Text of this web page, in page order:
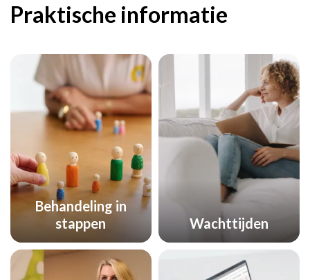
Praktische informatie
Behandeling in
stappen
Wachttijden